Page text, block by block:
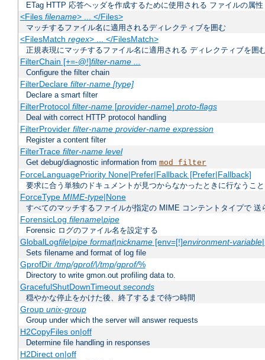
ETag HTTP 応答ヘッダを作成するために使用される ファイルの属性
<Files filename> ... </Files>
マッチするファイル名に適用されるディレクティブを囲む
<FilesMatch regex> ... </FilesMatch>
正規表現にマッチするファイル名に適用される ディレクティブを囲
FilterChain [+=-@!]filter-name ...
Configure the filter chain
FilterDeclare filter-name [type]
Declare a smart filter
FilterProtocol filter-name[provider-name] proto-flags
Deal with correct HTTP protocol handling
FilterProvider filter-name provider-name expression
Register a content filter
FilterTrace filter-name level
Get debug/diagnostic information from mod_filter
ForceLanguagePriority None|Prefer|Fallback [Prefer|Fallback]
要求に合う単独のドキュメントが見つからなかったときに行なうこ
ForceType MIME-type|None
すべてのマッチするファイルが指定の MIME コンテントタイプで 送
ForensicLog filename|pipe
Forensic ログのファイル名を設定する
GlobalLogfile|pipe format|nickname[env=[!]environment-variable
Sets filename and format of log file
GprofDir/tmp/gprof/|/tmp/gprof/%
Directory to write gmon.out profiling data to.
GracefulShutDownTimeout seconds
穏やかな停止をかけた後、終了するまで待つ時間
Group unix-group
Group under which the server will answer requests
H2CopyFiles on|off
Determine file handling in responses
H2Direct on|off